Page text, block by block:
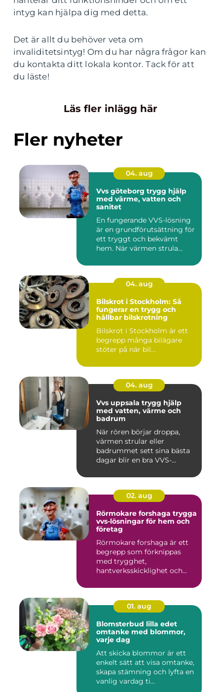
intyg kan hjälpa dig med detta.
Det är allt du behöver veta om
invaliditetsintyg! Om du har några frågor kan
du kontakta ditt lokala kontor. Tack för att
du läste!
Läs fler inlägg här
Fler nyheter
04. aug
Vvs göteborg trygg hjälp
med värme, vatten och
sanitet
En fungerande VVS-lösning
är en grundförutsättning för
ett tryggt och bekvämt
hem. När värmen strula...
04. aug
Bilskrot i Stockholm: Så
fungerar en trygg och
hållbar bilskrotning
Bilskrot i Stockholm är ett
begrepp många bilägare
stöter på när bil...
04. aug
Vvs uppsala trygg hjälp
med vatten, värme och
badrum
När rören börjar droppa,
värmen strular eller
badrummet sett sina bästa
dagar blir en bra VVS-
02. aug
Rörmokare forshaga trygga
vvs-lösningar för hem och
företag
Rörmokare forshaga är ett
begrepp som förknippas
med trygghet,
hantverksskicklighet och
01. aug
Blomsterbud lilla edet
omtanke med blommor,
varje dag
Att skicka blommor är ett
enkelt sätt att visa omtanke,
skapa stämning och lyfta en
vanlig vardag ti...